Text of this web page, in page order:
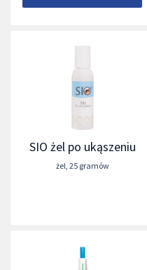
SIO żel po ukąszeniu
żel, 25 gramów